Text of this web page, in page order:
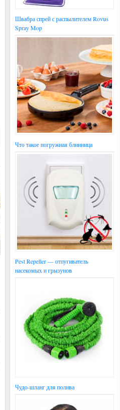
Швабра спрей с распылителем Rovus
Spray Mop
Что такое погружная блинница
Pest Repeller — отпугиватель
насекомых и грызунов
Чудо-шланг для полива